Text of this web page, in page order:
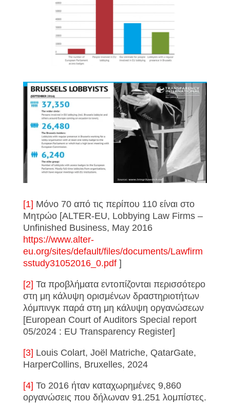
[1] Μόνο 70 από τις περίπου 110 είναι στο
Μητρώο [ALTER-EU, Lobbying Law Firms –
Unfinished Business, May 2016
https://www.alter-
eu.org/sites/default/files/documents/Lawfirm
sstudy31052016_0.pdf ]
[2] Τα προβλήματα εντοπίζονται περισσότερο
στη μη κάλυψη ορισμένων δραστηριοτήτων
λόμπινγκ παρά στη μη κάλυψη οργανώσεων
[European Court of Auditors Special report
05/2024 : EU Transparency Register]
[3] Louis Colart, Joël Matriche, QatarGate,
HarperCollins, Bruxelles, 2024
[4] Το 2016 ήταν καταχωρημένες 9,860
οργανώσεις που δήλωναν 91.251 λομπίστες.